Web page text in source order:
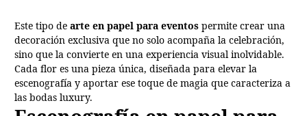
Este tipo dearte en papel para eventos permite crear una
decoración exclusiva que no solo acompaña la celebración,
sino que la convierte en una experiencia visual inolvidable.
Cada flor es una pieza única, diseñada para elevar la
escenografía y aportar ese toque de magia que caracteriza a
las bodas luxury.